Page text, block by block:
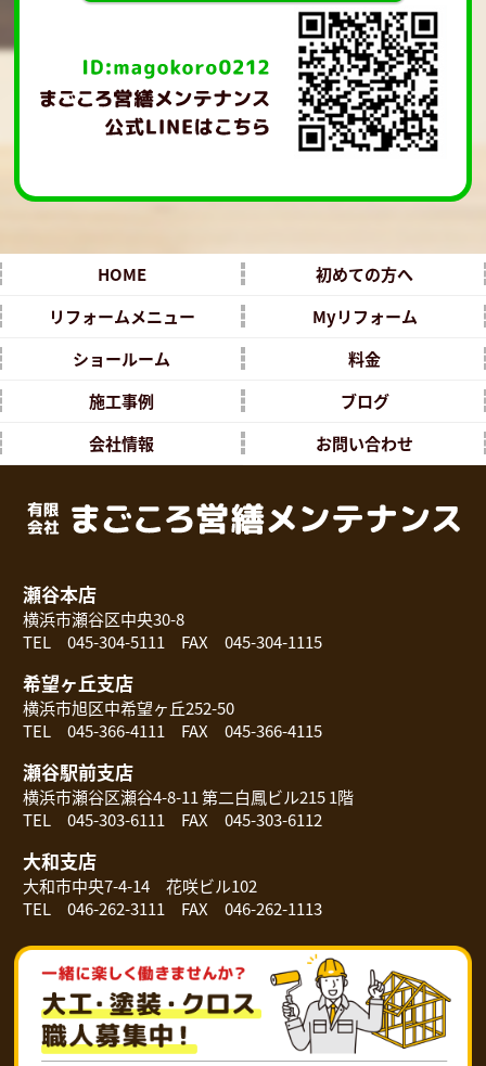
HOME
初めての方へ
リフォームメニュー
Myリフォーム
ショールーム
料金
施工事例
ブログ
会社情報
お問い合わせ
瀬谷本店
横浜市瀬谷区中央30-8
TEL 045-304-5111 FAX 045-304-1115
希望ヶ丘支店
横浜市旭区中希望ヶ丘252-50
TEL 045-366-4111 FAX 045-366-4115
瀬谷駅前支店
横浜市瀬谷区瀬谷4-8-11 第二白鳳ビル215 1階
TEL 045-303-6111 FAX 045-303-6112
大和支店
大和市中央7-4-14 花咲ビル102
TEL 046-262-3111 FAX 046-262-1113